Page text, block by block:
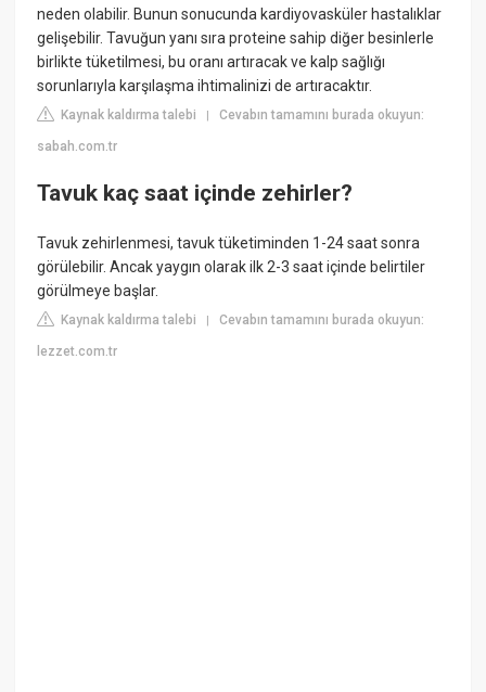
neden olabilir. Bunun sonucunda kardiyovasküler hastalıklar
gelişebilir. Tavuğun yanı sıra proteine sahip diğer besinlerle
birlikte tüketilmesi, bu oranı artıracak ve kalp sağlığı
sorunlarıyla karşılaşma ihtimalinizi de artıracaktır.
Kaynak kaldırma talebi |Cevabın tamamını burada okuyun:
sabah.com.tr
Tavuk kaç saat içinde zehirler?
Tavuk zehirlenmesi, tavuk tüketiminden 1-24 saat sonra
görülebilir. Ancak yaygın olarak ilk 2-3 saat içinde belirtiler
görülmeye başlar.
Kaynak kaldırma talebi |Cevabın tamamını burada okuyun:
lezzet.com.tr